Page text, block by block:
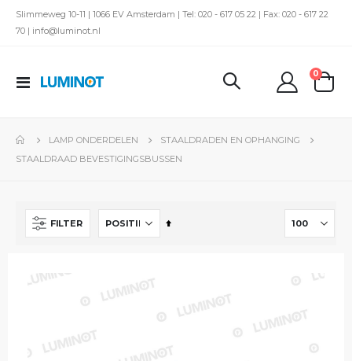
Slimmeweg 10-11 | 1066 EV Amsterdam | Tel: 020 - 617 05 22 | Fax: 020 - 617 22
70 | info@luminot.nl
Toggle
kar
0
LAMP ONDERDELEN
STAALDRADEN EN OPHANGING
STAALDRAAD BEVESTIGINGSBUSSEN
FILTER
Van